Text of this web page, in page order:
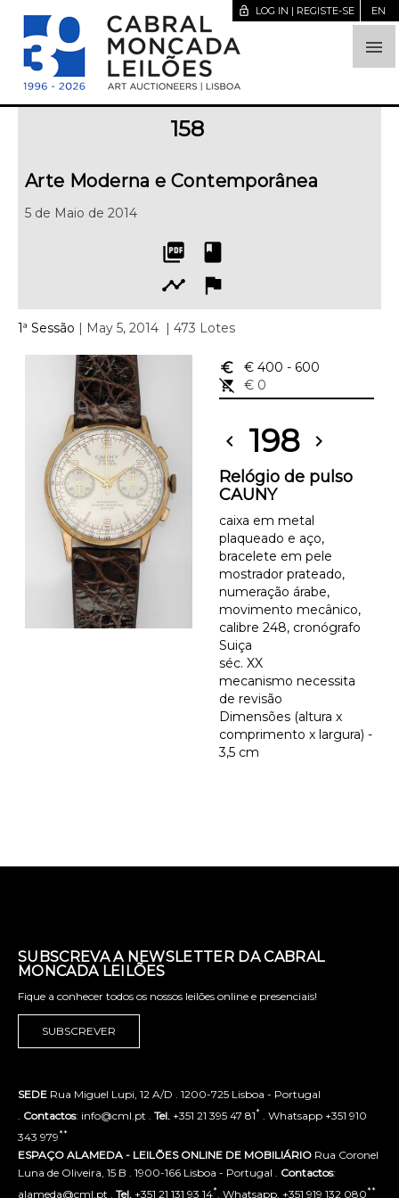

lock_open LOG IN | REGISTE-SE EN
158
Arte Moderna e Contemporânea
5 de Maio de 2014
picture_as_pdf
book
timeline
flag
1ª Sessão | May 5, 2014 | 473 Lotes
euro_symbol € 400 - 600
remove_shopping_cart
€ 0
chevron_left 198 chevron_right
Relógio de pulso
CAUNY
caixa em metal
plaqueado e aço,
bracelete em pele
mostrador prateado,
numeração árabe,
movimento mecânico,
calibre 248, cronógrafo
Suiça
séc. XX
mecanismo necessita
de revisão
Dimensões (altura x
comprimento x largura) -
3,5 cm
SUBSCREVA A NEWSLETTER DA CABRAL
MONCADA LEILÕES
Fique a conhecer todos os nossos leilões online e presenciais!
SUBSCREVER
SEDE Rua Miguel Lupi, 12 A/D . 1200-725 Lisboa - Portugal
Contactos: info@cml.pt . Tel. +351 21 395 47 81* . Whatsapp +351 910
343 979**
ESPAÇO ALAMEDA - LEILÕES ONLINE DE MOBILIÁRIO Rua Coronel
Luna de Oliveira, 15 B . 1900-166 Lisboa - Portugal . Contactos:
alameda@cml.pt . Tel. +351 21 131 93 14* . Whatsapp. +351 919 132 080**